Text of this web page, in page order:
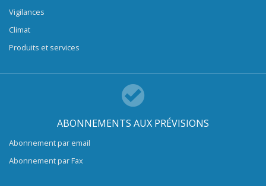
Vigilances
Climat
Produits et services
ABONNEMENTS AUX PRÉVISIONS
Abonnement par email
Abonnement par Fax